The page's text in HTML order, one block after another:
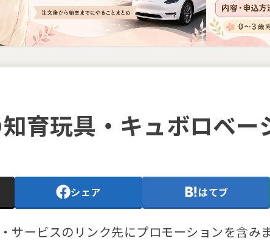
育玩具・キュボロベー
シェア はてブ
サービスのリンク先にプロモーションを含み